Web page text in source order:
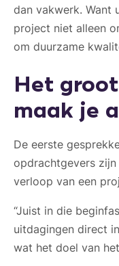
dan vakwerk. Want
project niet alleen
om duurzame
Het
maak je
De eerste
opdrachtgevers
verloop van een
“Juist in die
uitdagingen direct
wat het doel van